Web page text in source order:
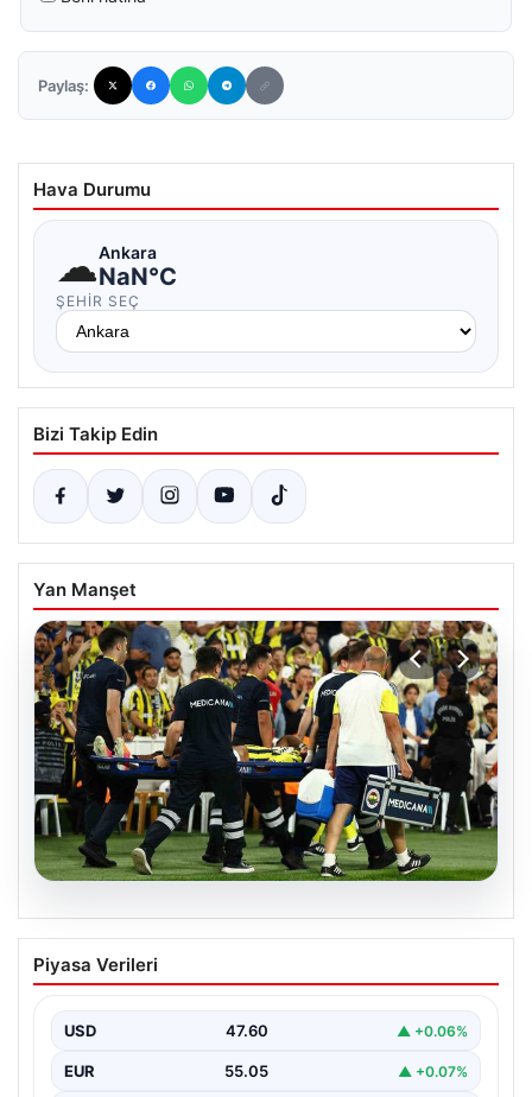
Paylaş:
Hava Durumu
☁Ankara
NaN°C
ŞEHIR SEÇ
Bizi Takip Edin
Yan Manşet
05.08.2026
Fenerbahçe’de Sturm Graz Maçında
Oosterwolde’den Üzücü Haber!
Almanya temsilcisi Sturm Graz'ı evinde ağırladı.
Mücadele…
Piyasa Verileri
USD 47.60 ▲ +0.06%
EUR 55.05 ▲ +0.07%